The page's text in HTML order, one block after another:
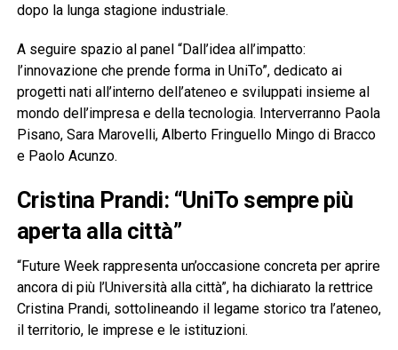
dopo la lunga stagione industriale.
A seguire spazio al panel “Dall’idea all’impatto:
l’innovazione che prende forma in UniTo”, dedicato ai
progetti nati all’interno dell’ateneo e sviluppati insieme al
mondo dell’impresa e della tecnologia. Interverranno Paola
Pisano, Sara Marovelli, Alberto Fringuello Mingo di Bracco
e Paolo Acunzo.
Cristina Prandi: “UniTo sempre più
aperta alla città”
“Future Week rappresenta un’occasione concreta per aprire
ancora di più l’Università alla città”, ha dichiarato la rettrice
Cristina Prandi, sottolineando il legame storico tra l’ateneo,
il territorio, le imprese e le istituzioni.